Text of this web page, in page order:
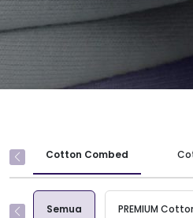
Cotton Combed
Semua PREMIUM